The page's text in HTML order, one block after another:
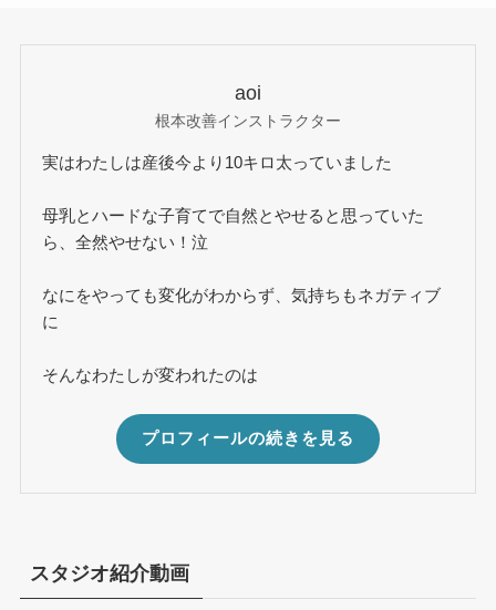
aoi
根本改善インストラクター
実はわたしは産後今より10キロ太っていました
母乳とハードな子育てで自然とやせると思っていた
ら、全然やせない！泣
なにをやっても変化がわからず、気持ちもネガティブ
に
そんなわたしが変われたのは
プロフィールの続きを見る
スタジオ紹介動画